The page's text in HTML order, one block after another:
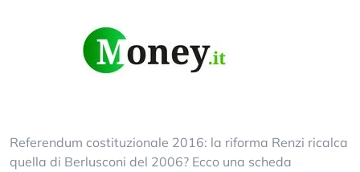
Referendum costituzionale 2016: la riforma Renzi ricalca
quella di Berlusconi del 2006? Ecco una scheda